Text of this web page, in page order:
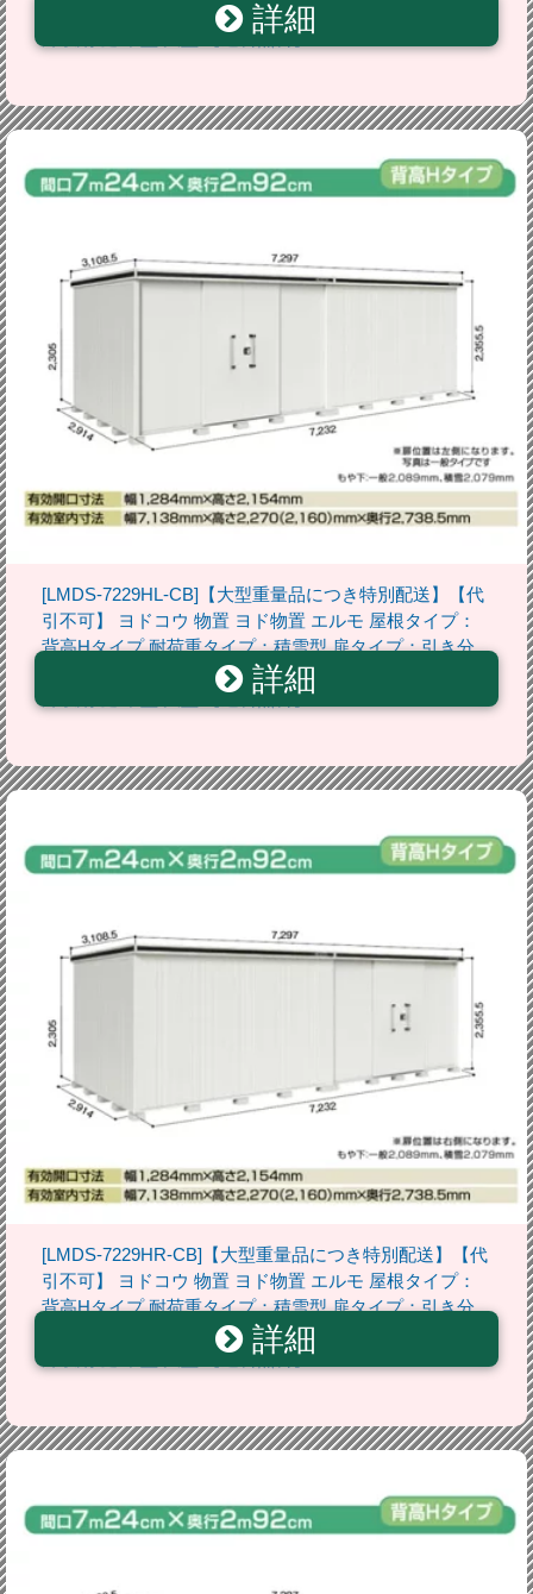
け戸(扉位置：右側） カシミヤベージュ 屋外 収納庫 屋
外収納 庭 中型 大型 【送料無料】
詳細
[LMDS-7229HL-CB]【大型重量品につき特別配送】【代
引不可】 ヨドコウ 物置 ヨド物置 エルモ 屋根タイプ：
背高Hタイプ 耐荷重タイプ：積雪型 扉タイプ：引き分
け戸(扉位置：左側） カシミヤベージュ 屋外 収納庫 屋
外収納 庭 中型 大型 【送料無料】
詳細
[LMDS-7229HR-CB]【大型重量品につき特別配送】【代
引不可】 ヨドコウ 物置 ヨド物置 エルモ 屋根タイプ：
背高Hタイプ 耐荷重タイプ：積雪型 扉タイプ：引き分
け戸(扉位置：右側） カシミヤベージュ 屋外 収納庫 屋
外収納 庭 中型 大型 【送料無料】
詳細